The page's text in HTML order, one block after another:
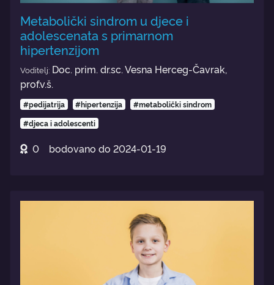
Metabolički sindrom u djece i
adolescenata s primarnom
hipertenzijom
Voditelj: Doc. prim. dr.sc. Vesna Herceg-Čavrak,
prof.v.š.
#pedijatrija #hipertenzija
#metabolički sindrom
#djeca i adolescenti
0 bodovano do 2024-01-19